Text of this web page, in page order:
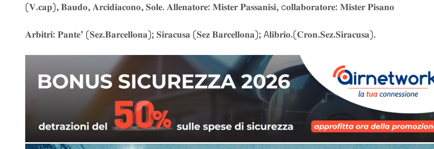
(𝐕.𝐜𝐚𝐩), 𝐁𝐚𝐮𝐝𝐨, 𝐀𝐫𝐜𝐢𝐝𝐢𝐚𝐜𝐨𝐧𝐨, 𝐒𝐨𝐥𝐞. 𝐀𝐥𝐥𝐞𝐧𝐚𝐭𝐨𝐫𝐞: 𝐌𝐢𝐬𝐭𝐞𝐫 𝐏𝐚𝐬𝐬𝐚𝐧𝐢𝐬𝐢, c𝐨𝐥𝐥𝐚𝐛𝐨𝐫𝐚𝐭𝐨𝐫𝐞: 𝐌𝐢𝐬𝐭𝐞𝐫 𝐏𝐢𝐬𝐚𝐧𝐨
𝐀𝐫𝐛𝐢𝐭𝐫𝐢: 𝐏𝐚𝐧𝐭𝐞’ (𝐒𝐞𝐳.𝐁𝐚𝐫𝐜𝐞𝐥𝐥𝐨𝐧𝐚); 𝐒𝐢𝐫𝐚𝐜𝐮𝐬𝐚 (𝐒𝐞𝐳 𝐁𝐚𝐫𝐜𝐞𝐥𝐥𝐨𝐧𝐚); A𝐥𝐢𝐛𝐫𝐢𝐨.(𝐂𝐫𝐨𝐧.𝐒𝐞𝐳.𝐒𝐢𝐫𝐚𝐜𝐮𝐬𝐚).